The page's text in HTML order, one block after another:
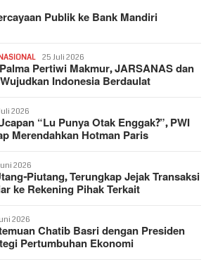
Publik ke Bank Mandiri
25 Juli 2026
Pertiwi Makmur, JARSANAS dan
Indonesia Berdaulat
2026
“Lu Punya Otak Enggak?”, PWI
Merendahkan Hotman Paris
2026
Piutang, Terungkap Jejak Transaksi
ke Rekening Pihak Terkait
2026
Chatib Basri dengan Presiden
Pertumbuhan Ekonomi